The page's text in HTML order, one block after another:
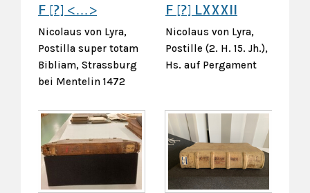
F [?] <…>
Nicolaus von Lyra,
Postilla super totam
Bibliam, Strassburg
bei Mentelin 1472
F [?] LXXXII
Nicolaus von Lyra,
Postille (2. H. 15. Jh.),
Hs. auf Pergament